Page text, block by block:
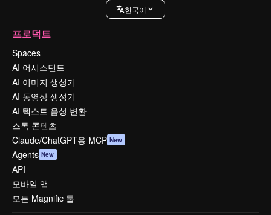
한국어
프로덕트
Spaces
AI 어시스턴트
AI 이미지 생성기
AI 동영상 생성기
AI 텍스트 음성 변환
스톡 콘텐츠
Claude/ChatGPT용 MCP New
Agents New
API
모바일 앱
모든 Magnific 툴